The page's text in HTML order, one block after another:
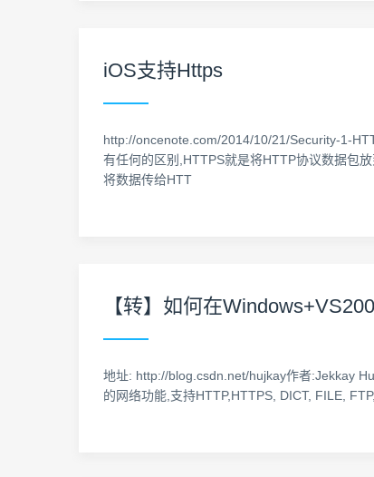
iOS支持Https
http://oncenote.com/2014/10/21/Security-1-
有任何的区别,HTTPS就是将HTTP协议数据包
将数据传给HTT
【转】如何在
地址: http://blog.csdn.net/hujkay作者:Jekkay
的网络功能,支持HTTP,HTTPS, DICT, FILE,